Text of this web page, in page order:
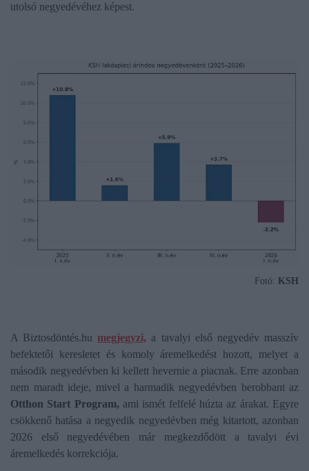
utolsó negyedévéhez képest.
Fotó: KSH
A Biztosdöntés.hu megjegyzi, a tavalyi első negyedév masszív
befektetői keresletet és komoly áremelkedést hozott, melyet a
második negyedévben ki kellett hevernie a piacnak. Erre azonban
nem maradt ideje, mivel a harmadik negyedévben berobbant az
Otthon Start Program, ami ismét felfelé húzta az árakat. Egyre
csökkenő hatása a negyedik negyedévben még kitartott, azonban
2026 első negyedévében már megkezdődött a tavalyi évi
áremelkedés korrekciója.